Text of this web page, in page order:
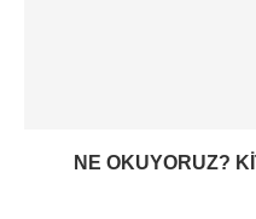
NE OKUYORUZ?